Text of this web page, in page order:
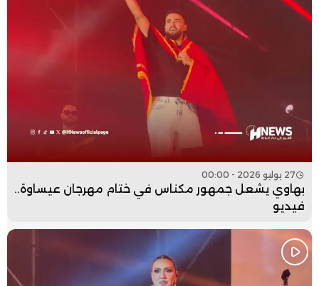
27 يوليو 2026 - 00:00
بهاوي يشعل جمهور مكناس في ختام مهرجان عيساوة..
فيديو